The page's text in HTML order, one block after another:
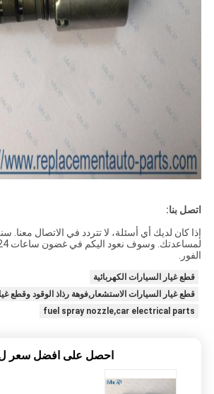
اتصل بنا:
إذا كان لديك أي أسئلة، لا تتردد في الاتصال معنا.
الفور.
قطع غيار السيارات الكهربائية
قطع غيار السيارات الاستشعار,فوهة رذاذ الوقود وقطع
fuel spray nozzle,car electrical parts
احصل على افضل سعر